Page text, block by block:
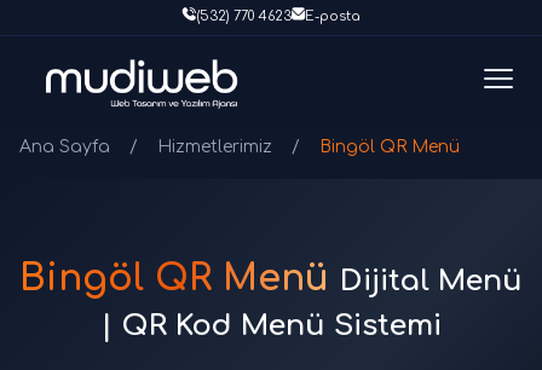
(532) 770 4623 E-posta
Ana Sayfa / Hizmetlerimiz / Bingöl QR Menü
Bingöl QR Menü Dijital Menü
| QR Kod Menü Sistemi